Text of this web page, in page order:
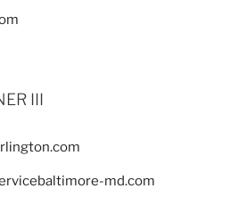
III
md.com